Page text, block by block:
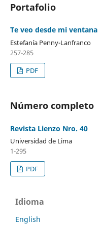
Portafolio
Te veo desde mi ventana
Estefanía Penny-Lanfranco
257-285
PDF
Número completo
Revista Lienzo Nro. 40
Universidad de Lima
1-295
PDF
Idioma
English